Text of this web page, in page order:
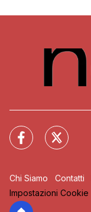
Chi Siamo Contatti
Impostazioni Cookie